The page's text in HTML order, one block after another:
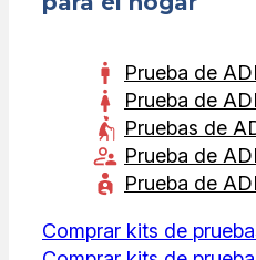
Prueba de
Prueba de
Pruebas de
Prueba de
Prueba de
Comprar kits de